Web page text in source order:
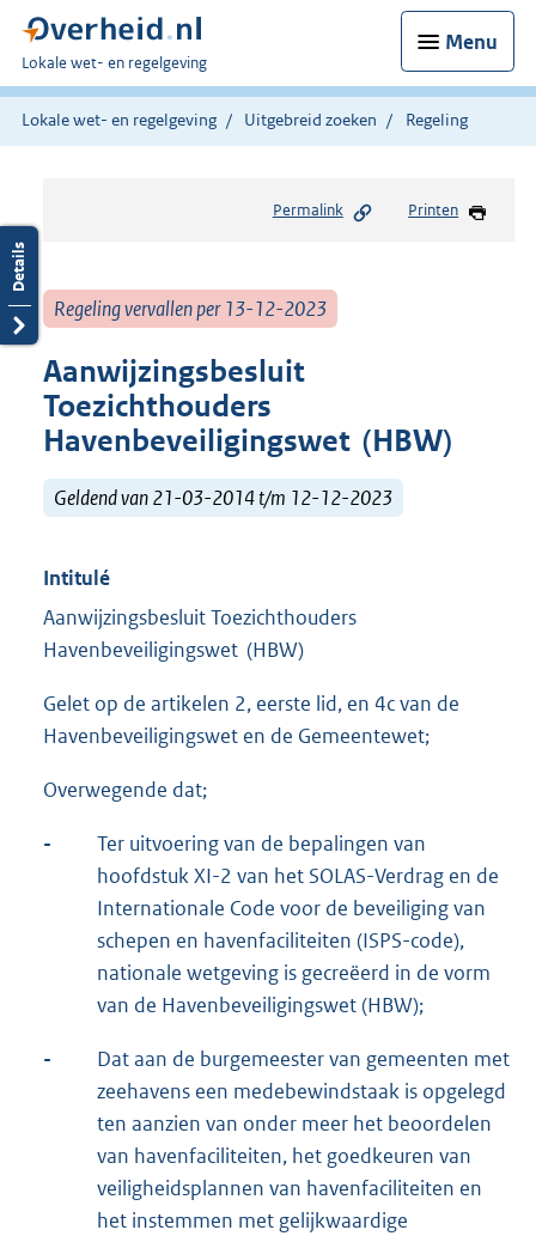
Menu
U
bent
hier:
Lokale wet- en regelgeving
Lokale wet- en regelgeving Uitgebreid zoeken Regeling
Permalink Printen
Regeling vervallen per 13-12-2023
Aanwijzingsbesluit
Toezichthouders
Havenbeveiligingswet (HBW)
Geldend van 21-03-2014 t/m 12-12-2023
Intitulé
Aanwijzingsbesluit Toezichthouders
Havenbeveiligingswet (HBW)
Gelet op de artikelen 2, eerste lid, en 4c van de
Havenbeveiligingswet en de Gemeentewet;
Overwegende dat;
-
Ter uitvoering van de bepalingen van
hoofdstuk XI-2 van het SOLAS-Verdrag en de
Internationale Code voor de beveiliging van
schepen en havenfaciliteiten (ISPS-code),
nationale wetgeving is gecreëerd in de vorm
van de Havenbeveiligingswet (HBW);
-
Dat aan de burgemeester van gemeenten met
zeehavens een medebewindstaak is opgelegd
ten aanzien van onder meer het beoordelen
van havenfaciliteiten, het goedkeuren van
veiligheidsplannen van havenfaciliteiten en
het instemmen met gelijkwaardige